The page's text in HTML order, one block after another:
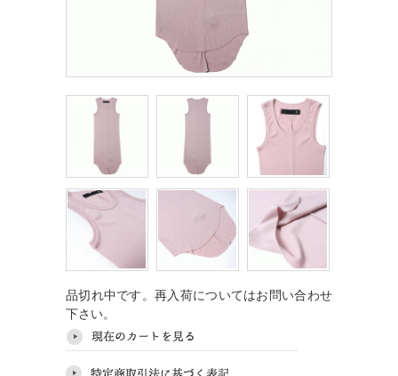
品切れ中です。再入荷についてはお問い合わせ
下さい。